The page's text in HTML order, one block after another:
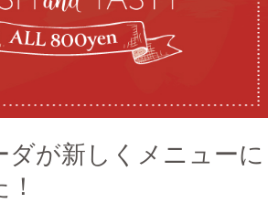
ダが新しくメニューに